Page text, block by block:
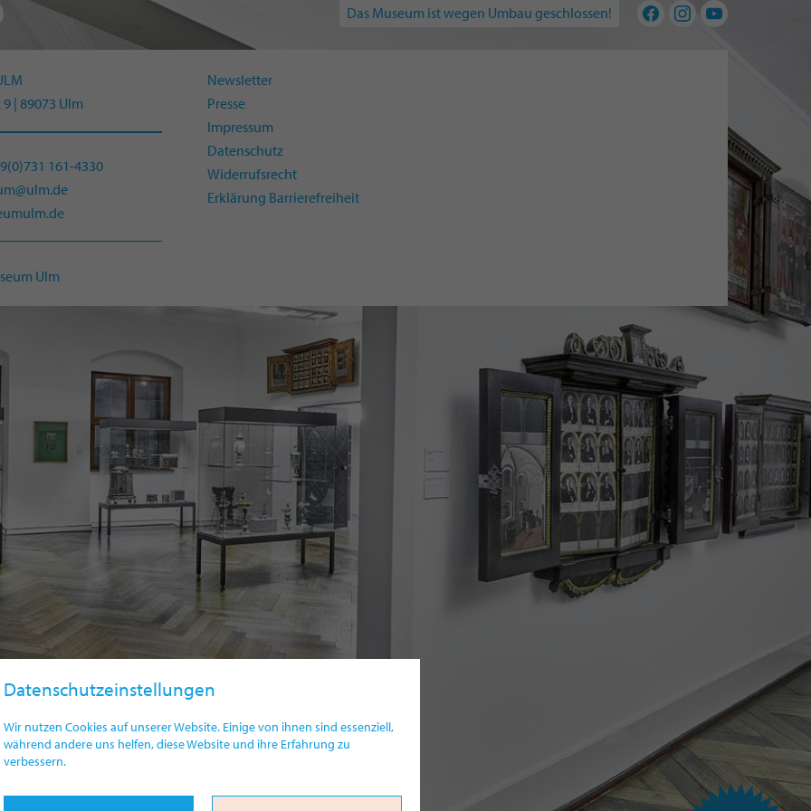
Datenschutzeinstellungen
Wir nutzen Cookies auf unserer Website. Einige von ihnen sind essenziell,
während andere uns helfen, diese Website und ihre Erfahrung zu
verbessern.
Das Museum ist wegen Umbau geschlossen!
| 89073 Ulm
161-4330
Newsletter
Presse
Impressum
Datenschutz
Widerrufsrecht
Erklärung Barrierefreiheit
Ulm